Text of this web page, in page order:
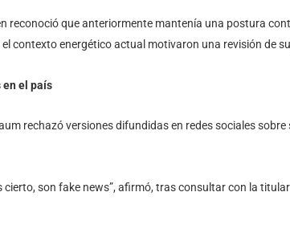
reconoció que anteriormente mantenía una postura
contexto energético actual motivaron una revisión de
en el país
rechazó versiones difundidas en redes sociales
cierto, son fake news”, afirmó, tras consultar con la